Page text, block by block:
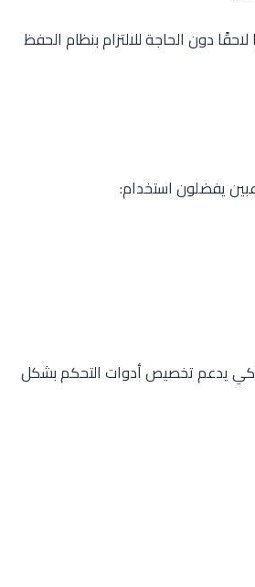
دون الحاجة للالتزام بنظام الحفظ
يفضلون استخدام:
يدعم تخصيص أدوات التحكم بشكل